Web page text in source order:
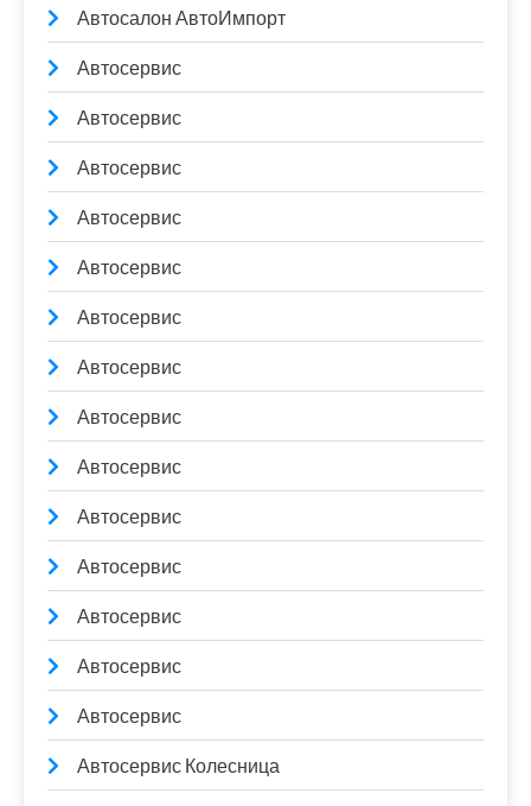
Автосалон АвтоИмпорт
Автосервис
Автосервис
Автосервис
Автосервис
Автосервис
Автосервис
Автосервис
Автосервис
Автосервис
Автосервис
Автосервис
Автосервис
Автосервис
Автосервис
Автосервис Колесница